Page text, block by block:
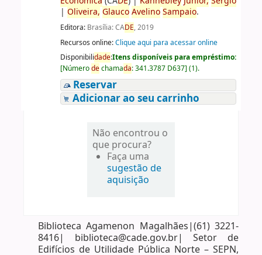
| Oliveira, Glauco Avelino Sampaio.
Editora: Brasília: CADE, 2019
Recursos online:Clique aqui para acessar online
Disponibilidade:Itens disponíveis para empréstimo:
[Númerodechamada:341.3787 D637] (1).
Reservar
Adicionar ao seu carrinho
Não encontrou o
que procura?
Faça uma
sugestão de
aquisição
Biblioteca Agamenon Magalhães|(61) 3221-
8416| biblioteca@cade.gov.br| Setor de
Edifícios de Utilidade Pública Norte – SEPN,